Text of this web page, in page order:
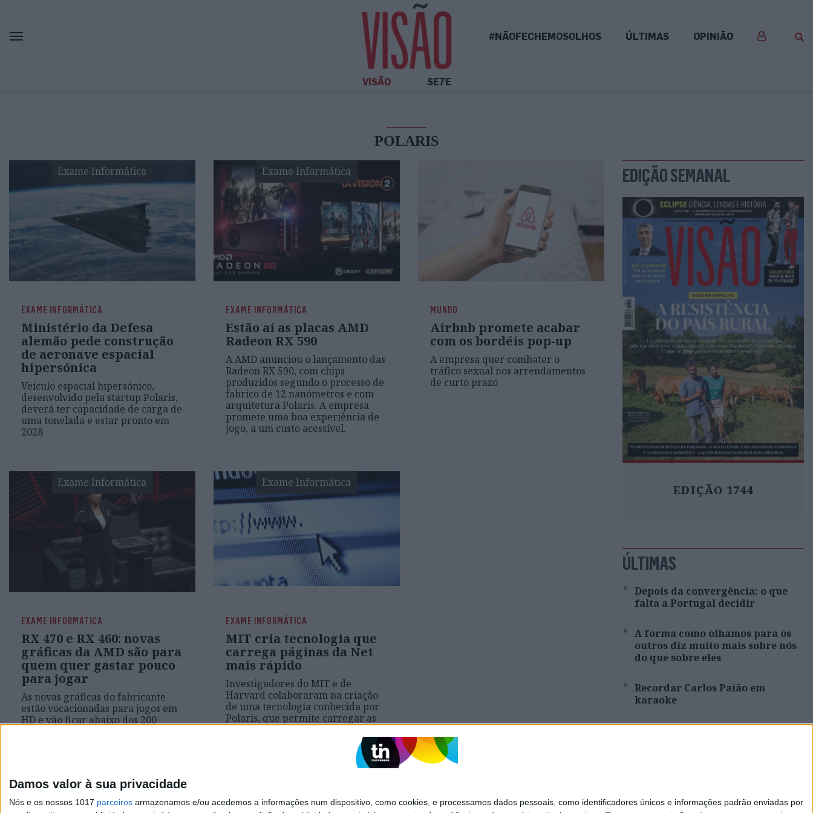
Damos valor à sua privacidade
Nós e os nossos 1017 parceiros armazenamos e/ou acedemos a informações num dispositivo, como cookies, e processamos dados pessoais, como identificadores únicos e informações padrão enviadas por
#NÃOFECHEMOSOLHOS ÚLTIMAS OPINIÃO
VISÃO SE7E
POLARIS
Exame Informática
EXAME INFORMÁTICA
Ministério da Defesa
alemão pede construção
de aeronave espacial
hipersónica
Veículo espacial hipersónico,
desenvolvido pela startup Polaris,
deverá ter capacidade de carga de
uma tonelada e estar pronto em
2028
Exame Informática
EXAME INFORMÁTICA
Estão aí as placas AMD
Radeon RX 590
A AMD anunciou o lançamento das
Radeon RX 590, com chips
produzidos segundo o processo de
fabrico de 12 nanómetros e com
arquitetura Polaris. A empresa
promete uma boa experiência de
jogo, a um custo acessível.
MUNDO
Airbnb promete acabar
com os bordéis pop-up
A empresa quer combater o
tráfico sexual nos arrendamentos
de curto prazo
Exame Informática
EXAME INFORMÁTICA
RX 470 e RX 460: novas
gráficas da AMD são para
quem quer gastar pouco
para jogar
As novas gráficas do fabricante
estão vocacionadas para jogos em
HD e vão ficar abaixo dos 200
Exame Informática
EXAME INFORMÁTICA
MIT cria tecnologia que
carrega páginas da Net
mais rápido
Investigadores do MIT e de
Harvard colaboraram na criação
de uma tecnologia conhecida por
Polaris, que permite carregar as
páginas da Internet até 34% mais
EDIÇÃO SEMANAL
EDIÇÃO 1744
ÚLTIMAS
Depois da convergência: o que
falta a Portugal decidir
A forma como olhamos para os
outros diz muito mais sobre nós
do que sobre eles
Recordar Carlos Paião em
karaoke